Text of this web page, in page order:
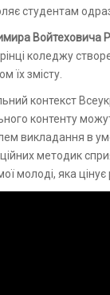
студентам
Войтеховича
коледжу
їх змісту.
контекст
контенту
викладання в
методик
молоді, яка цінує